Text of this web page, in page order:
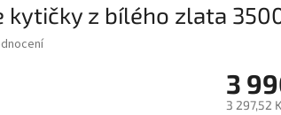
kytičky z bílého zlata
3
3 297,52